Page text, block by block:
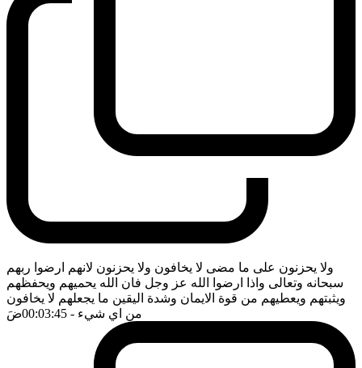
ولا يحزنون على ما مضى لا يخافون ولا يحزنون لانهم ارضوا ربهم
سبحانه وتعالى واذا ارضوا الله عز وجل فان الله يحميهم ويحفظهم
ويثبتهم ويعطيهم من قوة الايمان وشدة اليقين ما يجعلهم لا يخافون
من اي شيء - 00:03:45 ضَ